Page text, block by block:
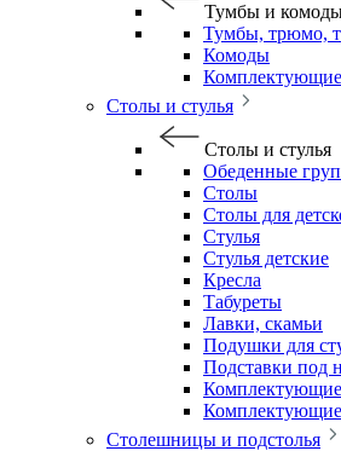
Тумбы и
Тумбы, трюмо,
Комоды
Столы и стулья
Столы и стулья
Обеденные
Столы
Столы для
Стулья
Стулья детские
Кресла
Табуреты
Лавки, скамьи
Подушки для
Подставки под
Комплектующие
Комплектующие
Столешницы и подстолья